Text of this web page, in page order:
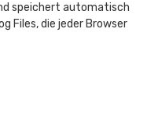
speichert automatisch
Files, die jeder Browser